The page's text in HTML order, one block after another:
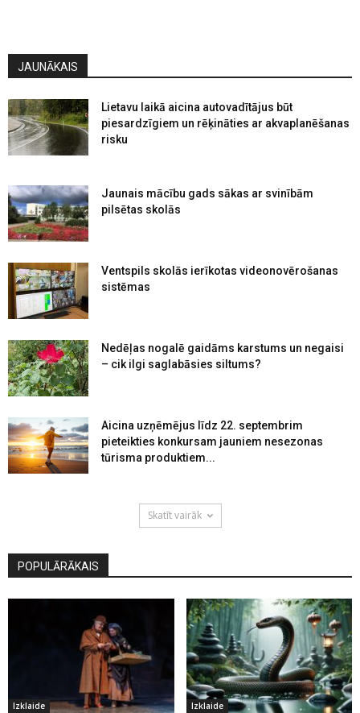
JAUNĀKAIS
Lietavu laikā aicina autovadītājus būt
piesardzīgiem un rēķināties ar akvaplanēšanas
risku
Jaunais mācību gads sākas ar svinībām
pilsētas skolās
Ventspils skolās ierīkotas videonovērošanas
sistēmas
Nedēļas nogalē gaidāms karstums un negaisi
– cik ilgi saglabāsies siltums?
Aicina uzņēmējus līdz 22. septembrim
pieteikties konkursam jauniem nesezonas
tūrisma produktiem...
Skatīt vairāk
POPULĀRĀKAIS
Izklaide Izklaide